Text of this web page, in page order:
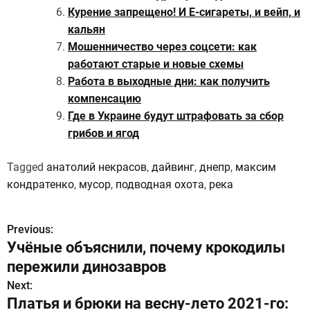
Курение запрещено! И Е-сигареты, и вейп, и
кальян
Мошенничество через соцсети: как
работают старые и новые схемы
Работа в выходные дни: как получить
компенсацию
Где в Украине будут штрафовать за сбор
грибов и ягод
Tagged анатолий некрасов, дайвинг, днепр, максим
кондратенко, мусор, подводная охота, река
Н
а
в
Previous:
Учёные объяснили, почему крокодилы
пережили динозавров
Next:
Платья и брюки на весну-лето 2021-го: